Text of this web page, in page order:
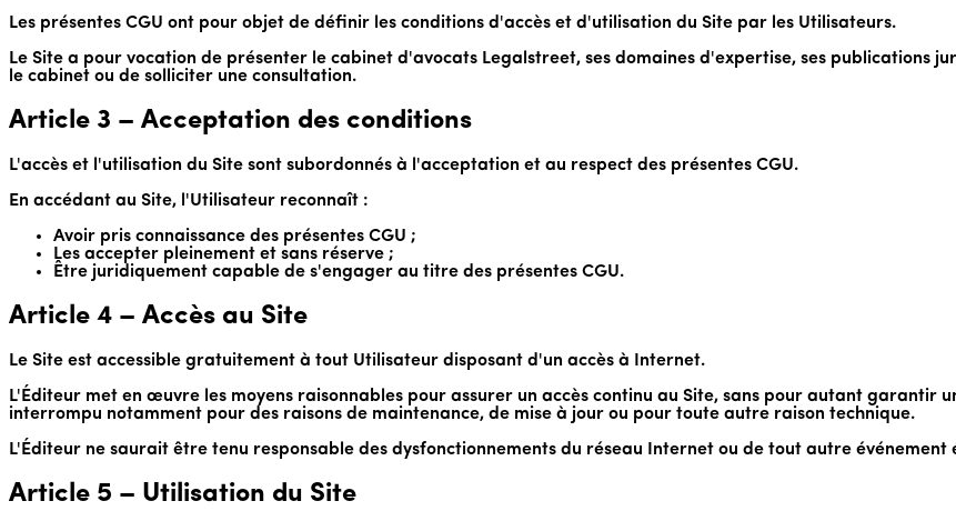
Les présentes CGU ont pour objet de définir les conditions d'accès et d'utilisation du Site par les Utilisateurs.
Le Site a pour vocation de présenter le cabinet d'avocats Legalstreet, ses domaines d'expertise, ses publications
le cabinet ou de solliciter une consultation.
Article 3 – Acceptation des conditions
L'accès et l'utilisation du Site sont subordonnés à l'acceptation et au respect des présentes CGU.
En accédant au Site, l'Utilisateur reconnaît :
Avoir pris connaissance des présentes CGU ;
Les accepter pleinement et sans réserve ;
Être juridiquement capable de s'engager au titre des présentes CGU.
Article 4 – Accès au Site
Le Site est accessible gratuitement à tout Utilisateur disposant d'un accès à Internet.
L'Éditeur met en œuvre les moyens raisonnables pour assurer un accès continu au Site, sans pour autant garantir
interrompu notamment pour des raisons de maintenance, de mise à jour ou pour toute autre raison technique.
L'Éditeur ne saurait être tenu responsable des dysfonctionnements du réseau Internet ou de tout autre
Article 5 – Utilisation du Site